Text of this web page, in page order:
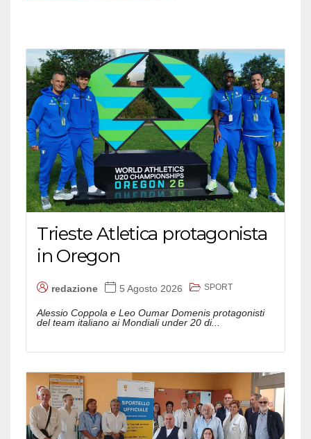
Trieste Atletica protagonista
in Oregon
redazione 5 Agosto 2026 SPORT
Alessio Coppola e Leo Oumar Domenis protagonisti
del team italiano ai Mondiali under 20 di...